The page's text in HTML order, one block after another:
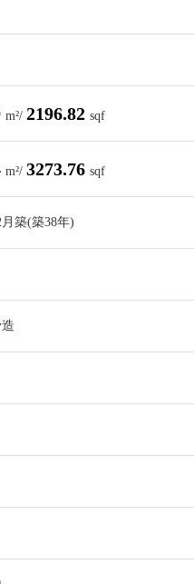
m²/ 2196.82 sqf
m²/ 3273.76 sqf
月築(築38年)